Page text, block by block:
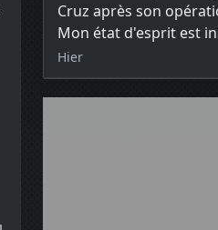
Cruz après son
Mon état d'esprit est
Hier